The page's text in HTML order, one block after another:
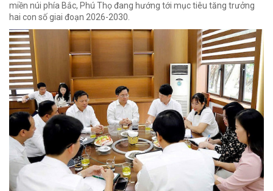
miền núi phía Bắc, Phú Thọ đang hướng tới mục tiêu tăng trưởng
hai con số giai đoạn 2026-2030.